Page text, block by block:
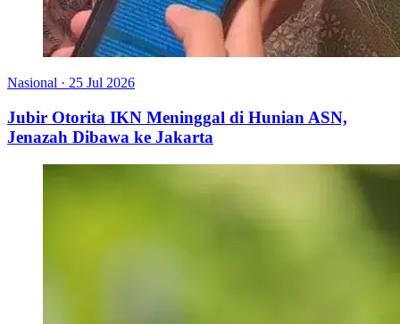
Nasional · 25 Jul 2026
Jubir Otorita IKN Meninggal di Hunian ASN,
Jenazah Dibawa ke Jakarta